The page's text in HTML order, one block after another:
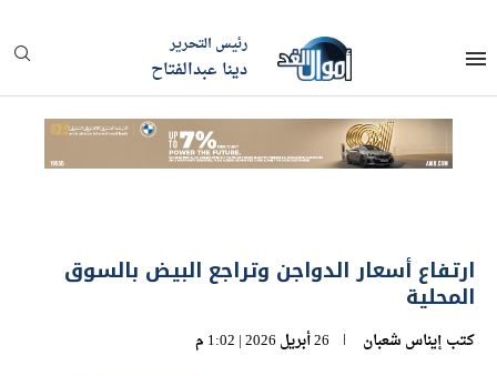
رئيس التحرير
دينا عبدالفتاح
ارتفاع أسعار الدواجن وتراجع البيض بالسوق
المحلية
كتب إيناس شعبان 26 أبريل 2026 | 1:02 م